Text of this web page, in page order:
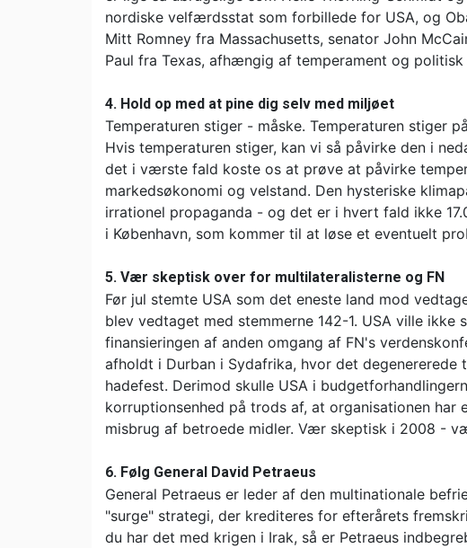
nordiske velfærdsstat som forbillede for USA, og
Mitt Romney fra Massachusetts, senator John
Paul fra Texas, afhængig af temperament og politisk
4. Hold op med at pine dig selv med miljøet
Temperaturen stiger - måske. Temperaturen stiger
Hvis temperaturen stiger, kan vi så påvirke den i
det i værste fald koste os at prøve at påvirke
markedsøkonomi og velstand. Den hysteriske
irrationel propaganda - og det er i hvert fald ikke
i København, som kommer til at løse et eventuelt
5. Vær skeptisk over for multilateralisterne og FN
Før jul stemte USA som det eneste land mod
blev vedtaget med stemmerne 142-1. USA ville
finansieringen af anden omgang af FN's
afholdt i Durban i Sydafrika, hvor det
hadefest. Derimod skulle USA i
korruptionsenhed på trods af, at organisationen har
misbrug af betroede midler. Vær skeptisk i 2008 -
6. Følg General David Petraeus
General Petraeus er leder af den multinationale
"surge" strategi, der krediteres for efterårets
du har det med krigen i Irak, så er Petraeus